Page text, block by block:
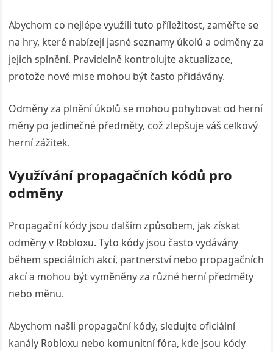
Abychom co nejlépe využili tuto příležitost, zaměřte se
na hry, které nabízejí jasné seznamy úkolů a odměny za
jejich splnění. Pravidelně kontrolujte aktualizace,
protože nové mise mohou být často přidávány.
Odměny za plnění úkolů se mohou pohybovat od herní
měny po jedinečné předměty, což zlepšuje váš celkový
herní zážitek.
Využívání propagačních kódů pro
odměny
Propagační kódy jsou dalším způsobem, jak získat
odměny v Robloxu. Tyto kódy jsou často vydávány
během speciálních akcí, partnerství nebo propagačních
akcí a mohou být vyměněny za různé herní předměty
nebo měnu.
Abychom našli propagační kódy, sledujte oficiální
kanály Robloxu nebo komunitní fóra, kde jsou kódy